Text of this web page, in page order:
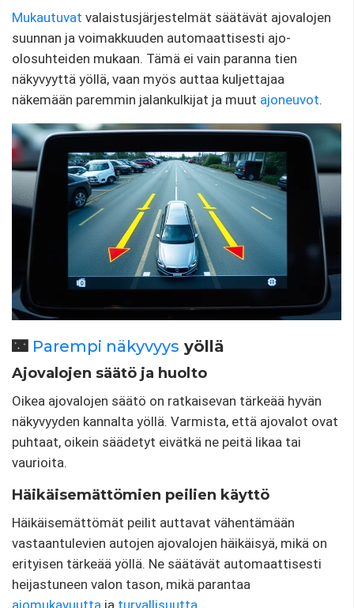
Mukautuvat valaistusjärjestelmät säätävät ajovalojen
suunnan ja voimakkuuden automaattisesti ajo-
olosuhteiden mukaan. Tämä ei vain paranna tien
näkyvyyttä yöllä, vaan myös auttaa kuljettajaa
näkemään paremmin jalankulkijat ja muut ajoneuvot.
🌃 Parempi näkyvyys yöllä
Ajovalojen säätö ja huolto
Oikea ajovalojen säätö on ratkaisevan tärkeää hyvän
näkyvyyden kannalta yöllä. Varmista, että ajovalot ovat
puhtaat, oikein säädetyt eivätkä ne peitä likaa tai
vaurioita.
Häikäisemättömien peilien käyttö
Häikäisemättömät peilit auttavat vähentämään
vastaantulevien autojen ajovalojen häikäisyä, mikä on
erityisen tärkeää yöllä. Ne säätävät automaattisesti
heijastuneen valon tason, mikä parantaa
ajomukavuutta ja turvallisuutta